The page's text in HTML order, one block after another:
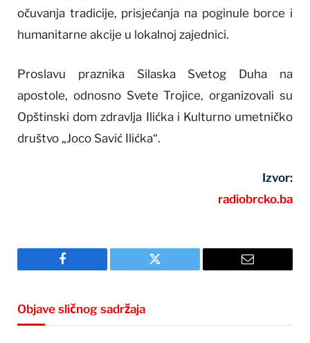
očuvanja tradicije, prisjećanja na poginule borce i
humanitarne akcije u lokalnoj zajednici.
Proslavu praznika Silaska Svetog Duha na
apostole, odnosno Svete Trojice, organizovali su
Opštinski dom zdravlja Ilićka i Kulturno umetničko
društvo „Joco Savić Ilićka“.
Izvor:
radiobrcko.ba
Facebook Twitter Email
Objave sličnog sadržaja